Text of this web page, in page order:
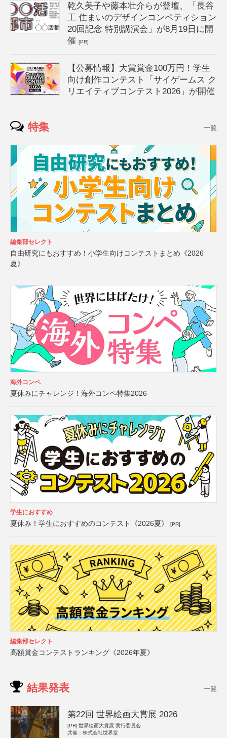
乾久美子や藤本壮介らが登壇、「長谷
工 住まいのデザインコンペティション
20回記念 特別講演会」が8月19日に開
催[PR]
【公募情報】大賞賞金100万円！学生
向け創作コンテスト「サイゲームス ク
リエイティブコンテスト2026」が開催
特集 一覧
編集部セレクト
自由研究にもおすすめ！小学生向けコンテストまとめ《2026
夏》
海外コンペ
夏休みにチャレンジ！海外コンペ特集2026
学生におすすめ
夏休み！学生におすすめのコンテスト《2026夏》 [PR]
編集部セレクト
高額賞金コンテストランキング《2026年夏》
結果発表 一覧
第22回 世界絵画大賞展 2026
[PR] 世界絵画大賞展 実行委員会
共催：株式会社世界堂